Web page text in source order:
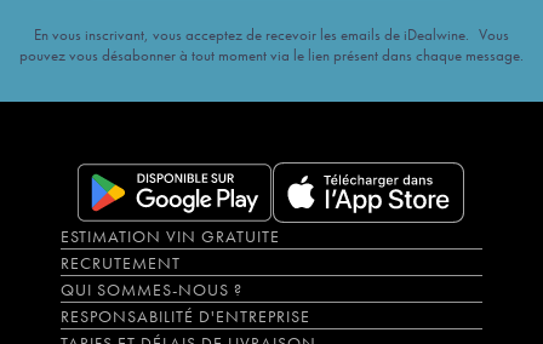
En vous inscrivant, vous acceptez de recevoir les emails de iDealwine. Vous
pouvez vous désabonner à tout moment via le lien présent dans chaque message.
ESTIMATION VIN GRATUITE
RECRUTEMENT
QUI SOMMES-NOUS ?
RESPONSABILITÉ D'ENTREPRISE